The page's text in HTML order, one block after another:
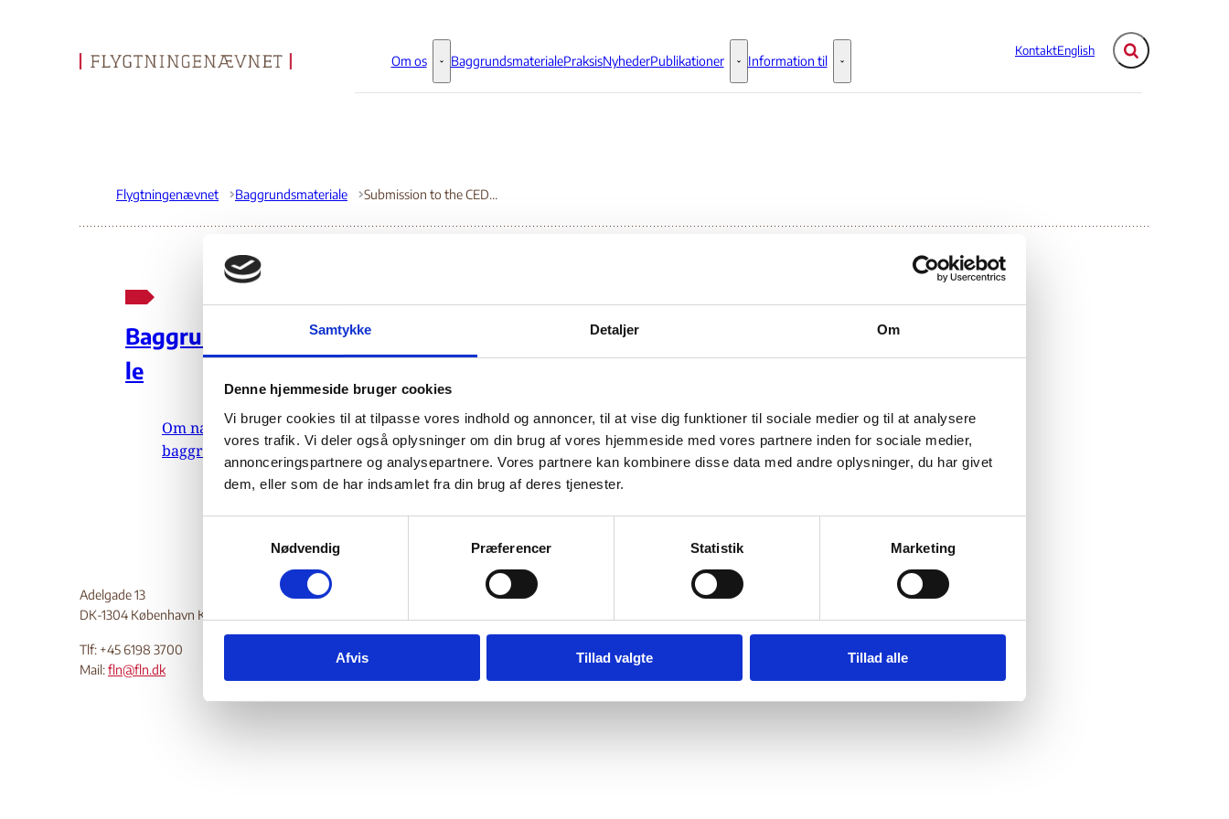
Samtykke Detaljer Om
Denne hjemmeside bruger cookies
Vi bruger cookies til at tilpasse vores indhold og annoncer, til at vise dig funktioner til sociale medier og til at analysere
vores trafik. Vi deler også oplysninger om din brug af vores hjemmeside med vores partnere inden for sociale medier,
annonceringspartnere og analysepartnere. Vores partnere kan kombinere disse data med andre oplysninger, du har givet
dem, eller som de har indsamlet fra din brug af deres tjenester.
y
v
Nødvendig Præferencer Statistik Marketing
Afvis Tillad valgte Tillad alle
Gå til forsiden
KontaktEnglish Fold søgefelt ud
Om os Om os - Flere links
BaggrundsmaterialePraksisNyhederPublikationer Publikationer - Flere links
Information til Information til - Flere links
Flygtningenævnet Baggrundsmateriale Submission to the CEDAW Committee on Nepal
Baggrundsmateria
le
Om nævnets
baggrundsmateriale
Submission to the CEDAW
Committee on Nepal
30.09.2018 Bilag 74 Human Rights Watch (HRW)Nepal (II)
Download
Adelgade 13
DK-1304 København K
Tlf: +45 6198 3700
Mail:fln@fln.dk
Digital Post - Borger
Tilgængelighedserklæring